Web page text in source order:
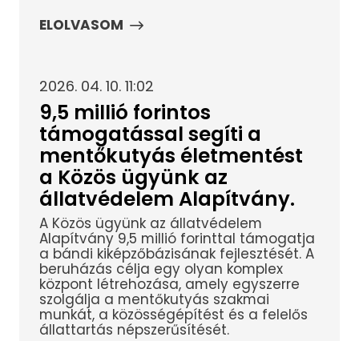
ELOLVASOM
2026. 04. 10. 11:02
9,5 millió forintos
támogatással segíti a
mentőkutyás életmentést
a Közös ügyünk az
állatvédelem Alapítvány.
A Közös ügyünk az állatvédelem
Alapítvány 9,5 millió forinttal támogatja
a bándi kiképzőbázisának fejlesztését. A
beruházás célja egy olyan komplex
központ létrehozása, amely egyszerre
szolgálja a mentőkutyás szakmai
munkát, a közösségépítést és a felelős
állattartás népszerűsítését.